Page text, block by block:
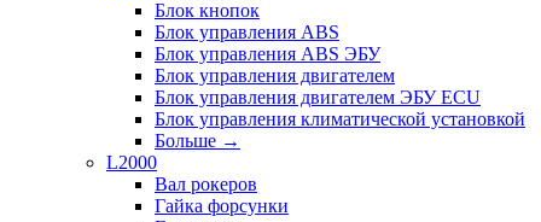
Блок кнопок
Блок управления ABS
Блок управления ABS ЭБУ
Блок управления двигателем
Блок управления двигателем ЭБУ ECU
Блок управления климатической установкой
Больше →
L2000
Вал рокеров
Гайка форсунки